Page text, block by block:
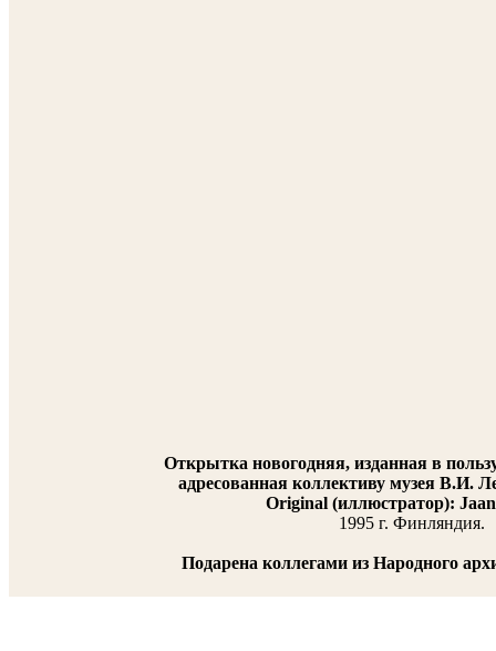
Открытка новогодняя, изданная в
адресованная коллективу музея В.И.
Original (иллюстратор):
1995 г. Финляндия.
Подарена коллегами из Народного